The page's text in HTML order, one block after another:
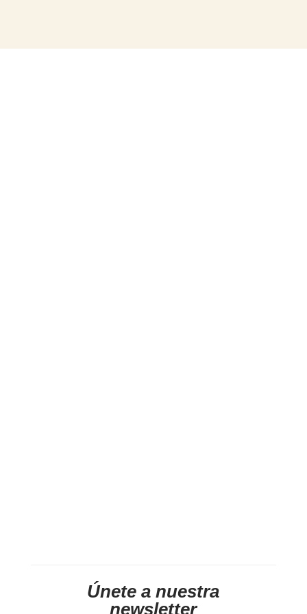
Únete a nuestra
newsletter